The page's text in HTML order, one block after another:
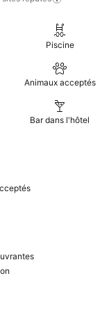
Piscine
Animaux acceptés
Bar dans l'hôtel